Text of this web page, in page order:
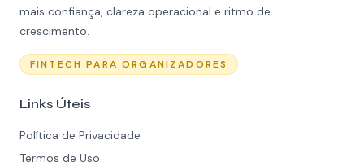
mais confiança, clareza operacional e ritmo de
crescimento.
FINTECH PARA ORGANIZADORES
Links Úteis
Política de Privacidade
Termos de Uso